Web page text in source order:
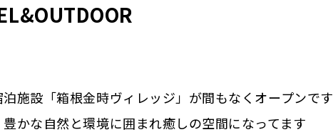
施設「箱根金時ヴィレッジ」が間もなくオープンです
かな自然と環境に囲まれ癒しの空間になってます